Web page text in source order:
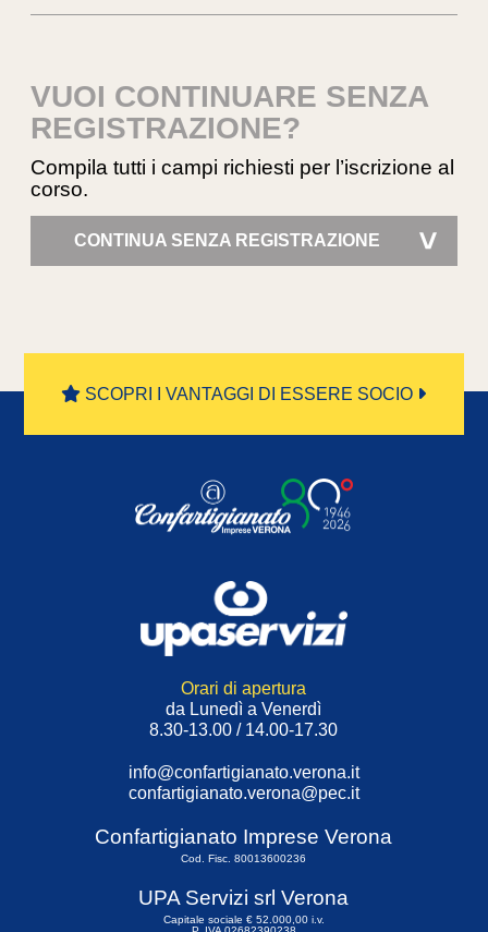
VUOI CONTINUARE SENZA
REGISTRAZIONE?
Compila tutti i campi richiesti per l’iscrizione al
corso.
CONTINUA SENZA REGISTRAZIONE >
SCOPRI I VANTAGGI DI ESSERE SOCIO
Orari di apertura
da Lunedì a Venerdì
8.30-13.00 / 14.00-17.30
info@confartigianato.verona.it
confartigianato.verona@pec.it
Confartigianato Imprese Verona
Cod. Fisc. 80013600236
UPA Servizi srl Verona
Capitale sociale € 52.000,00 i.v.